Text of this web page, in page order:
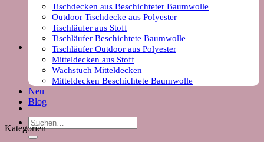
Tischdecken aus Beschichteter Baumwolle
Outdoor Tischdecke aus Polyester
Tischläufer aus Stoff
Tischläufer Beschichtete Baumwolle
Tischläufer Outdoor aus Polyester
Mitteldecken aus Stoff
Wachstuch Mitteldecken
Mitteldecken Beschichtete Baumwolle
Neu
Blog
Suchen
nach:
Kategorien